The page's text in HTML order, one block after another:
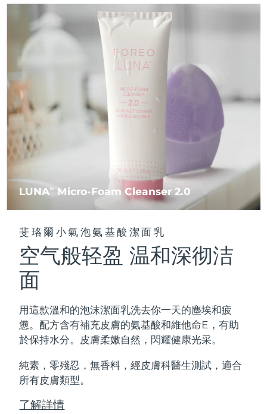
LUNATM Micro-Foam Cleanser 2.0
斐珞爾小氣泡氨基酸潔面乳
空气般轻盈 温和深彻洁
面
用這款溫和的泡沫潔面乳洗去你一天的塵埃和疲
憊。配方含有補充皮膚的氨基酸和維他命E，有助
於保持水分。皮膚柔嫩自然，閃耀健康光采。
純素，零殘忍，無香料，經皮膚科醫生測試，適合
所有皮膚類型。
了解詳情
LUNA™ 4 Men
For men, anti-aging massage
LUNA™ 4 mini
For young skin, T-zone
LUNA™ 4 go
LUNA™護膚
Premium cleansers & balm
LUNA™ 設備
All facial cleansing devices
BEAR™ 2 eyes & lips
Microcurrent line smoothing device
面部提拉護理
Premium anti-aging skincare
BEAR™ 設備
UFO™ 3 LED
Near-infrared and red light therapy
UFO™ 3 mini
Red light therapy device for young skin
Portable red light therapy
面膜
UFO™ 設備
issa™ 4 plus
Smart hybrid silicone sonic toothbrush
issa™ 4 smile
Hybrid silicone sonic toothbrush
For ages 0-3
issa™ Teeth Whitening Set
ISSA™ 設備
抗老
FAQ™ 101
Clinical anti-aging
FAQ™ 102
FAQ™ 103
Luxurious clinical anti-aging set
FAQ™ P1 Primer
Manuka honey primer
FAQ™護膚品
All FAQ™ skincare
FAQ™產品
All anti-aging treatments
LED 護理
NEW
FAQ™ 201
FAQ™ 202
FAQ™ 211
Anti-aging neck & décolleté LED mask
FAQ™ 221
Anti-aging LED hand mask
FAQ™護膚品
All FAQ™ skincare
FAQ™產品
All LED treatments
生髮
LED hair strengthening scalp massager
FAQ™ Scalp Serum
FAQ™護膚品
FAQ™產品
All hair treatments
肌膚年輕化
Full-Spectrum Red Light Therapy
FAQ™ 502
FAQ™ Red Light Serum
FAQ™ skincare
All FAQ™ skincare
FAQ™ products
保健品
NEW
專業治療
PEACH™ 2 Pro Max
Professional IPL hair removal device
PEACH™ 2
BEAR™ 2 body
Microcurrent body toning
LUNA™ 4 body
痘肌護理 眼部護理
加拿大 預計送達日期
智利
中國 預計送達日期
哥倫比亞 8/14/26
克羅埃西亞 8/10/26
賽普勒斯 預計送達日期
捷克 8/10/26
丹麥 預計送達日期8/10/26
愛沙尼亞
芬蘭 預計送達日期 8/10/26
法屬玻里尼西亞 預計送達日期 8/14/26
直布羅陀
希臘